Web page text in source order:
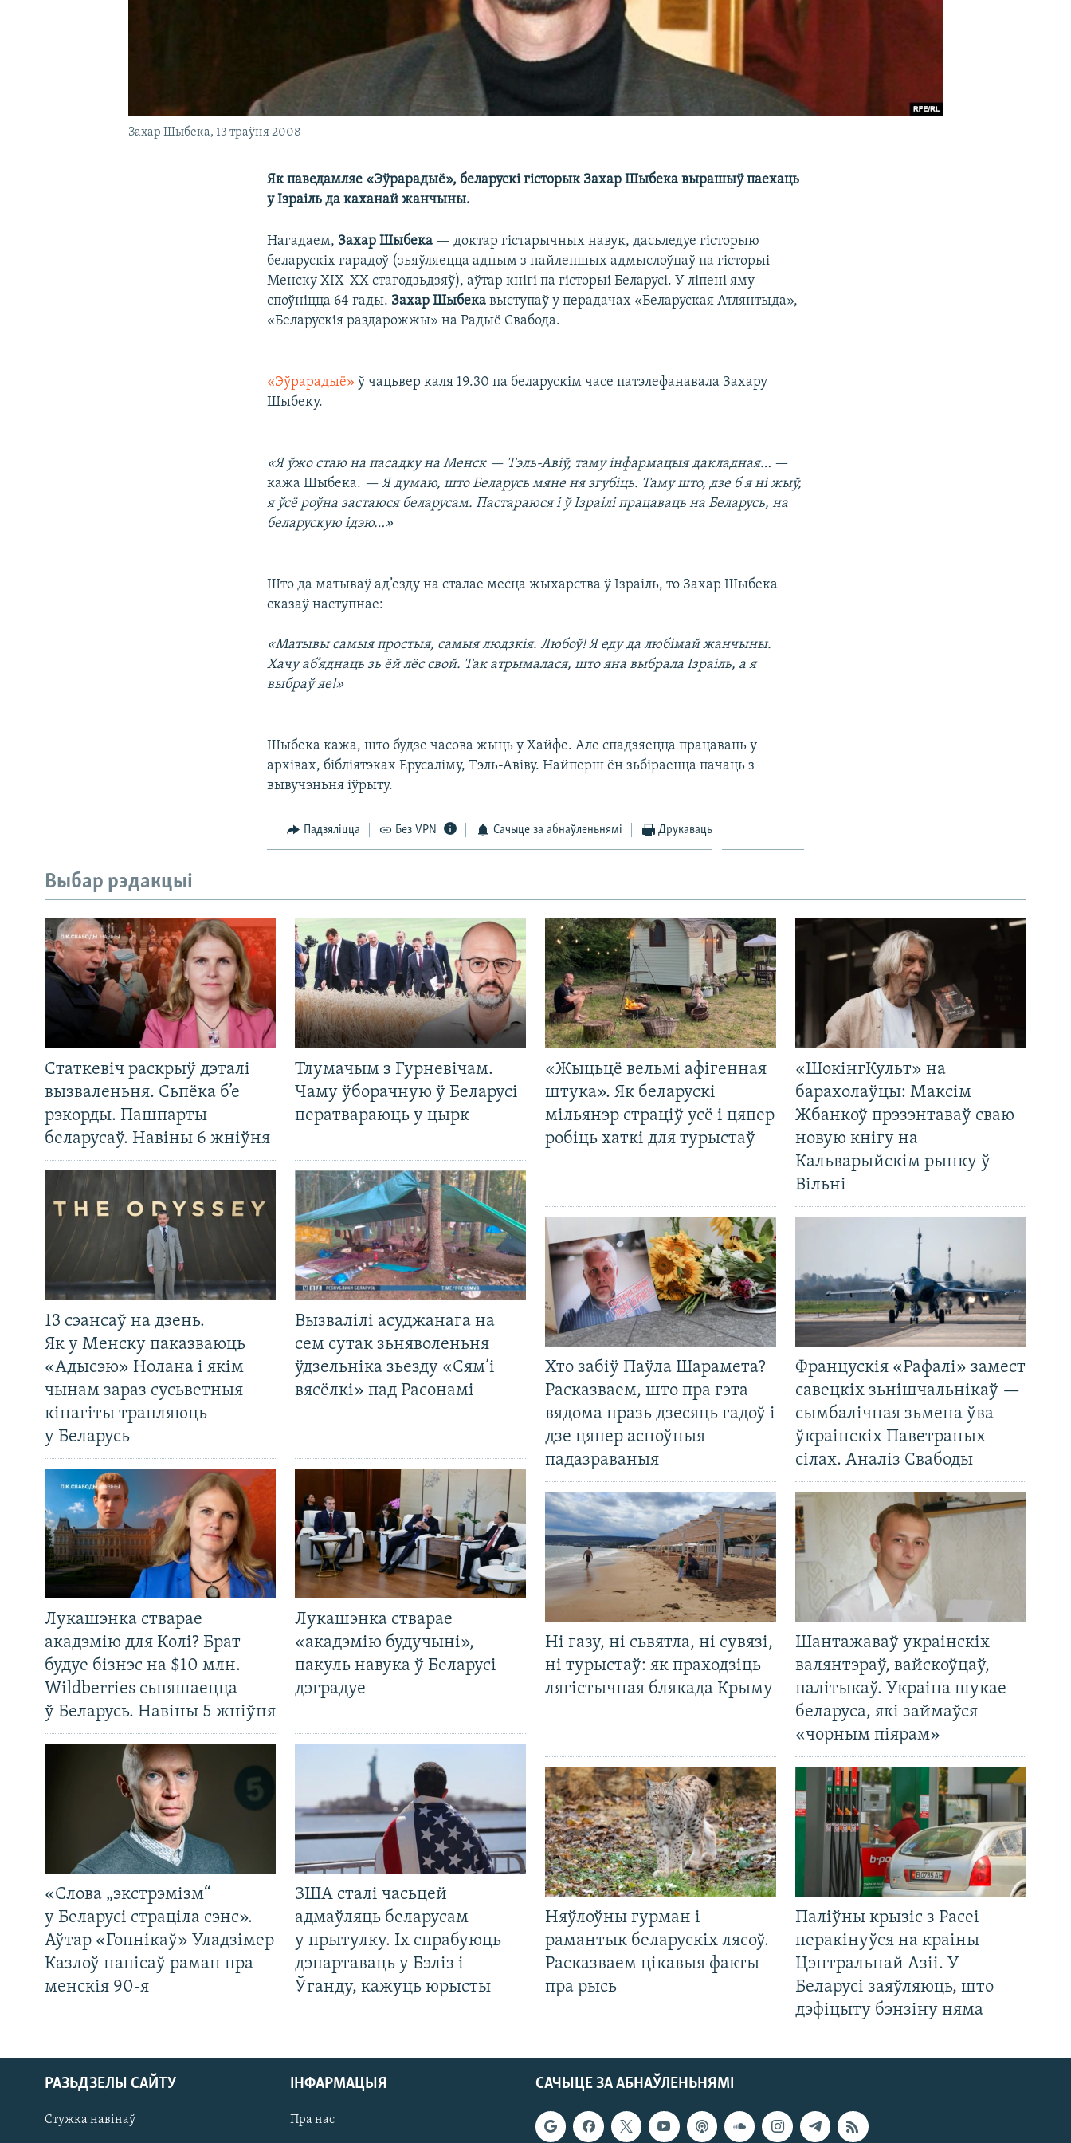
Захар Шыбека, 13 траўня 2008
Як паведамляе «Эўрарадыё», беларускі гісторык Захар Шыбека вырашыў паехаць
у Ізраіль да каханай жанчыны.
Нагадаем, Захар Шыбека — доктар гістарычных навук, дасьледуе гісторыю
беларускіх гарадоў (зьяўляецца адным з найлепшых адмыслоўцаў па гісторыі
Менску XIX–XX стагодзьдзяў), аўтар кнігі па гісторыі Беларусі. У ліпені яму
споўніцца 64 гады. Захар Шыбека выступаў у перадачах «Беларуская Атлянтыда»,
«Беларускія раздарожжы» на Радыё Свабода.
«Эўрарадыё» ў чацьвер каля 19.30 па беларускім часе патэлефанавала Захару
Шыбеку.
«Я ўжо стаю на пасадку на Менск — Тэль-Авіў, таму інфармацыя дакладная… —
кажа Шыбека. — Я думаю, што Беларусь мяне ня згубіць. Таму што, дзе б я ні жыў,
я ўсё роўна застаюся беларусам. Пастараюся і ў Ізраілі працаваць на Беларусь, на
беларускую ідэю…»
Што да матываў ад’езду на сталае месца жыхарства ў Ізраіль, то Захар Шыбека
сказаў наступнае:
«Матывы самыя простыя, самыя людзкія. Любоў! Я еду да любімай жанчыны.
Хачу аб’яднаць зь ёй лёс свой. Так атрымалася, што яна выбрала Ізраіль, а я
выбраў яе!»
Шыбека кажа, што будзе часова жыць у Хайфе. Але спадзяецца працаваць у
архівах, бібліятэках Ерусаліму, Тэль-Авіву. Найперш ён зьбіраецца пачаць з
вывучэньня іўрыту.
Падзяліцца Без VPN Сачыце за абнаўленьнямі Друкаваць
Выбар рэдакцыі
Статкевіч раскрыў дэталі
вызваленьня. Сьпёка б’е
рэкорды. Пашпарты
беларусаў. Навіны 6 жніўня
Тлумачым з Гурневічам.
Чаму ўборачную ў Беларусі
ператвараюць у цырк
13 сэансаў на дзень.
Як у Менску паказваюць
«Адысэю» Нолана і якім
чынам зараз сусьветныя
кінагіты трапляюць
у Беларусь
Вызвалілі асуджанага на
сем сутак зьняволеньня
ўдзельніка зьезду «Сям’і
вясёлкі» пад Расонамі
Лукашэнка стварае
акадэмію для Колі? Брат
будуе бізнэс на $10 млн.
Wildberries сьпяшаецца
ў Беларусь. Навіны 5 жніўня
Лукашэнка стварае
«акадэмію будучыні»,
пакуль навука ў Беларусі
дэградуе
«Слова „экстрэмізм“
у Беларусі страціла сэнс».
Аўтар «Гопнікаў» Уладзімер
Казлоў напісаў раман пра
менскія 90-я
ЗША сталі часьцей
адмаўляць беларусам
у прытулку. Іх спрабуюць
дэпартаваць у Бэліз і
Ўганду, кажуць юрысты
«Жыцьцё вельмі афігенная
штука». Як беларускі
мільянэр страціў усё і цяпер
робіць хаткі для турыстаў
«ШокінгКульт» на
барахолаўцы: Максім
Жбанкоў прэзэнтаваў сваю
новую кнігу на
Кальварыйскім рынку ў
Вільні
Хто забіў Паўла Шарамета?
Расказваем, што пра гэта
вядома празь дзесяць гадоў і
дзе цяпер асноўныя
падазраваныя
Францускія «Рафалі» замест
савецкіх зьнішчальнікаў —
сымбалічная зьмена ўва
ўкраінскіх Паветраных
сілах. Аналіз Свабоды
Ні газу, ні сьвятла, ні сувязі,
ні турыстаў: як праходзіць
лягістычная блякада Крыму
Шантажаваў украінскіх
валянтэраў, вайскоўцаў,
палітыкаў. Украіна шукае
беларуса, які займаўся
«чорным піярам»
Няўлоўны гурман і
рамантык беларускіх лясоў.
Расказваем цікавыя факты
пра рысь
Паліўны крызіс з Расеі
перакінуўся на краіны
Цэнтральнай Азіі. У
Беларусі заяўляюць, што
дэфіцыту бэнзіну няма
САЧЫЦЕ ЗА АБНАЎЛЕНЬНЯМІ
РАЗЬДЗЕЛЫ САЙТУ
Стужка навінаў
ІНФАРМАЦЫЯ
Пра нас